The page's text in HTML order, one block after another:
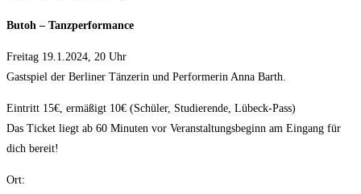
Butoh – Tanzperformance
Freitag 19.1.2024, 20 Uhr
Gastspiel der Berliner Tänzerin und Performerin Anna Barth.
Eintritt 15€, ermäßigt 10€ (Schüler, Studierende, Lübeck-Pass)
Das Ticket liegt ab 60 Minuten vor Veranstaltungsbeginn am Eingang für
dich bereit!
Ort: